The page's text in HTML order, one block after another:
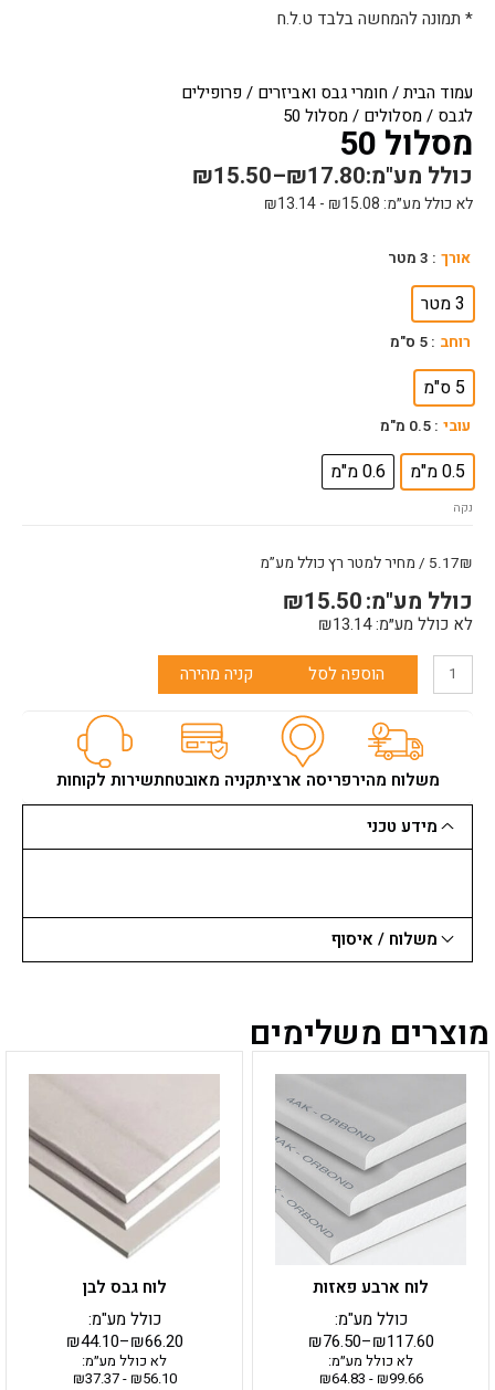
עמוד הבית/ חומרי גבס ואביזרים / פרופילים
לגבס /מסלולים / מסלול 50
מסלול 50
₪15.50–₪17.80כולל מע"מ:
לא כולל מע״מ: ₪15.08
-
₪13.14
אורך : 3 מטר
3 מטר
רוחב : 5 ס"מ
5 ס"מ
עובי : 0.5 מ"מ
0.5 מ"מ 0.6 מ"מ
נקה
5.17₪ / מחיר למטר רץ כולל מע”מ
₪15.50כולל מע"מ:
לא כולל מע״מ: ₪13.14
כמות
מסלול
50
הוספה לסל קניה מהירה
משלוח מהירפריסה ארציתקניה מאובטחתשירות לקוחות
מידע טכני
משלוח / איסוף
* תמונה להמחשה בלבד ט.ל.ח
מוצרים משלימים
לוח ארבע פאזות
₪76.50–₪117.60
כולל מע"מ:
לא כולל מע״מ:
₪99.66
-
₪64.83
מספר
סוגים.
ניתן
לבחור
את
האפשרויות
בעמוד
המוצר
לוח גבס לבן
₪44.10–₪66.20
כולל מע"מ:
לא כולל מע״מ:
₪56.10
-
₪37.37
ניתן
לבחור
את
האפשרויות
המוצר